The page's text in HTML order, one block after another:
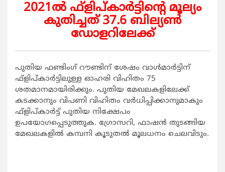
2021ല്‍ ഫ്ളിപ്കാര്‍ട്ടിന്‍റെ മൂല്യം
കുതിച്ചത് 37.6 ബില്യണ്‍
ഡോളറിലേക്ക്
പുതിയ ഫണ്ടിംഗ് റൗണ്ടിന് ശേഷം വാള്‍മാര്‍ട്ടിന്
ഫ്ളിപ്കാര്‍ട്ടിലുള്ള ഓഹരി വിഹിതം 75
ശതമാനമായിരിക്കും. പുതിയ മേഖലകളിലേക്ക്
കടക്കാനും വിപണി വിഹിതം വര്‍ധിപ്പിക്കാനുമാകും
ഫ്ളിപ്കാര്‍ട്ട് പുതിയ നിക്ഷേപം
ഉപയോഗപ്പെടുത്തുക. ഗ്രോസറി, ഫാഷന്‍ തുടങ്ങിയ
മേഖലകളില്‍ കമ്പനി കൂടുതല്‍ മൂലധനം ചെലവിടും.